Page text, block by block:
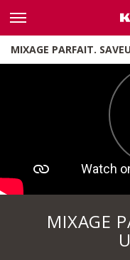
MIXAGE PARFAIT.
MIXAGE